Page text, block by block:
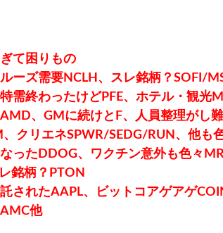
て困りもの
ーズ需要NCLH、スレ銘柄？SOFI/
需終わったけどPFE、ホテル・観光
、GMに続けとF、人員整理がし
クリエネSPWR/SEDG/RUN、他も
ったDDOG、ワクチン意外も色々
銘柄？PTON
されたAAPL、ビットコアゲアゲ
他